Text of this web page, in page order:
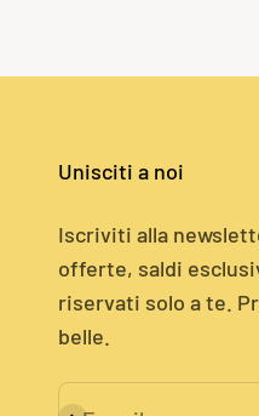
Unisciti a noi
Iscriviti alla
offerte, saldi
riservati solo a te.
belle.